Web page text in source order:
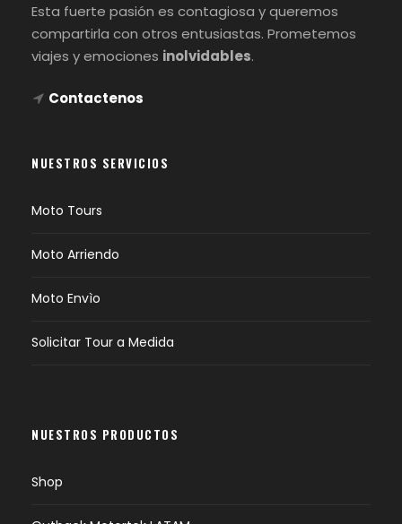
Esta fuerte pasión es contagiosa y queremos
compartirla con otros entusiastas. Prometemos
viajes y emociones inolvidables.
Contactenos
NUESTROS SERVICIOS
Moto Tours
Moto Arriendo
Moto Envìo
Solicitar Tour a Medida
NUESTROS PRODUCTOS
Shop